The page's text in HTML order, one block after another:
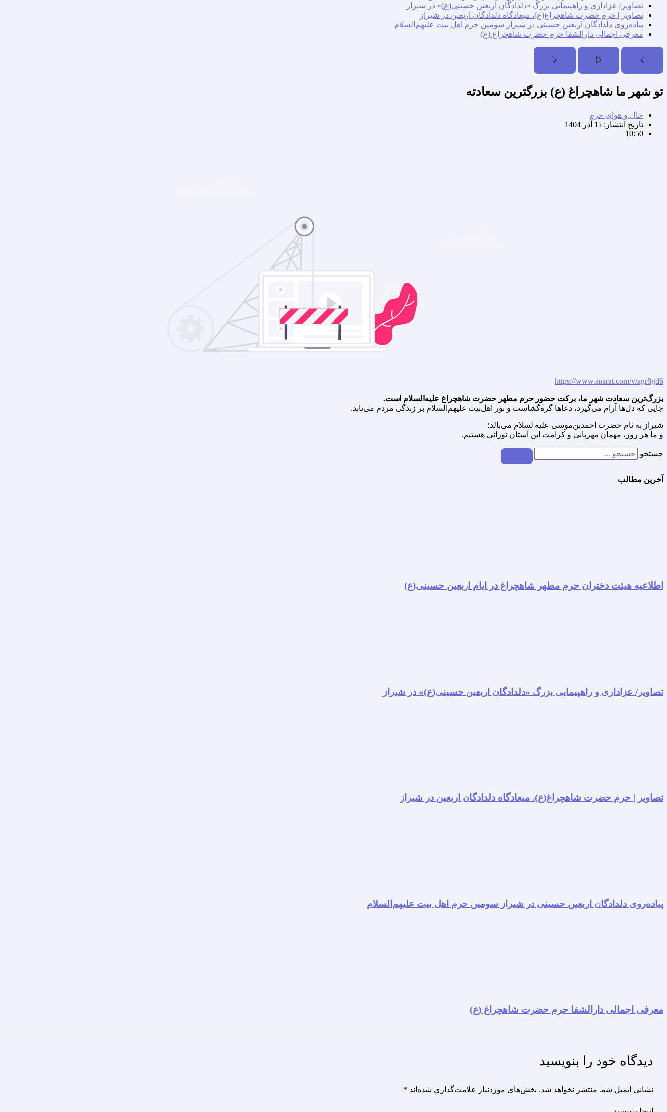
تصاویر/ عزاداری و راهپیمایی بزرگ «دلدادگان اربعین حسینی(ع)» در شیراز
تصاویر | حرم حضرت شاهچراغ(ع)، میعادگاه دلدادگان اربعین در شیراز
پیاده‌روی دلدادگان اربعین حسینی در شیراز سومین حرم اهل بیت علیهم‌السلام
معرفی اجمالی دارالشفا حرم حضرت شاهچراغ (ع)
تو شهر ما شاهچراغ (ع) بزرگترین سعادته
حال و هوای حرم
تاریخ انتشار: 15 آذر 1404
10:50
https://www.aparat.com/v/agr8gd6
بزرگ‌ترین سعادت شهر ما، برکت حضور حرم مطهر حضرت شاهچراغ علیه‌السلام است.
جایی که دل‌ها آرام می‌گیرد، دعاها گره‌گشاست و نور اهل‌بیت علیهم‌السلام بر زندگی مردم می‌تابد.
شیراز به نام حضرت احمدبن‌موسی علیه‌السلام می‌بالد؛
و ما هر روز، مهمان مهربانی و کرامت این آستان نورانی هستیم.
جستجو
آخرین مطالب
اطلاعیه هیئت دختران حرم مطهر شاهچراغ در ایام اربعین حسینی(ع)
تصاویر/ عزاداری و راهپیمایی بزرگ «دلدادگان اربعین حسینی(ع)» در شیراز
تصاویر | حرم حضرت شاهچراغ(ع)، میعادگاه دلدادگان اربعین در شیراز
پیاده‌روی دلدادگان اربعین حسینی در شیراز سومین حرم اهل بیت علیهم‌السلام
معرفی اجمالی دارالشفا حرم حضرت شاهچراغ (ع)
دیدگاه‌ خود را بنویسید
نشانی ایمیل شما منتشر نخواهد شد. بخش‌های موردنیاز علامت‌گذاری شده‌اند *